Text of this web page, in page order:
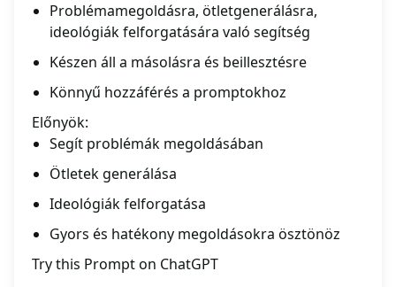
Problémamegoldásra, ötletgenerálásra,
ideológiák felforgatására való segítség
Készen áll a másolásra és beillesztésre
Könnyű hozzáférés a promptokhoz
Előnyök:
Segít problémák megoldásában
Ötletek generálása
Ideológiák felforgatása
Gyors és hatékony megoldásokra ösztönöz
Try this Prompt on ChatGPT